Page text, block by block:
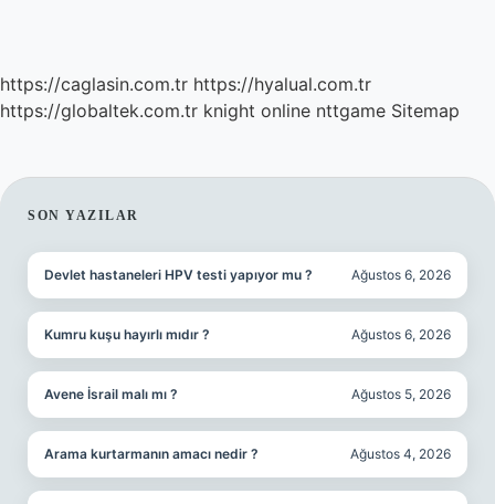
https://caglasin.com.tr https://hyalual.com.tr
https://globaltek.com.tr knight online nttgame Sitemap
SIDEBAR
SON YAZILAR
Devlet hastaneleri HPV testi yapıyor mu ? Ağustos 6, 2026
Kumru kuşu hayırlı mıdır ? Ağustos 6, 2026
Avene İsrail malı mı ? Ağustos 5, 2026
Arama kurtarmanın amacı nedir ? Ağustos 4, 2026